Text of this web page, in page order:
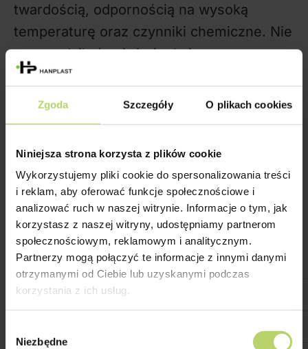
Zgoda Szczegóły O plikach cookies
Niniejsza strona korzysta z plików cookie
Wykorzystujemy pliki cookie do spersonalizowania treści
i reklam, aby oferować funkcje społecznościowe i
analizować ruch w naszej witrynie. Informacje o tym, jak
korzystasz z naszej witryny, udostępniamy partnerom
społecznościowym, reklamowym i analitycznym.
Partnerzy mogą połączyć te informacje z innymi danymi
otrzymanymi od Ciebie lub uzyskanymi podczas
korzystania z ich usług.
zgody
Niezbędne
twardością, odpornością na wysoką
temperaturę oraz czynniki chemiczne. Nie
przewodził również ciepła i
elektryczności, dlatego innowacyjne
cechy nowego tworzywa spotkały się z
ciepłym przyjęciem zwłaszcza w
motoryzacyjnym.
Ze względu na swoje właściwości
izolacyjne, bakelit szybko znalazł
zastosowanie w produkcji obudów
telefonów, wtyczek, przełączników,
uchwytów garnków czy części
twardy i niewrażliwy na wilgoć stał się